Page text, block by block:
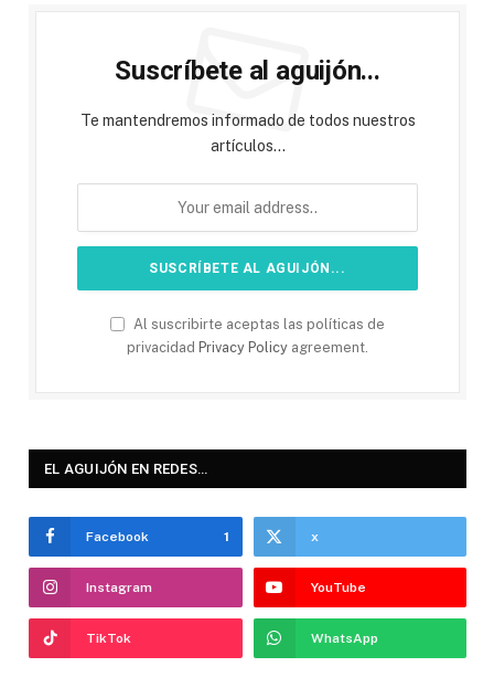
Suscríbete al aguijón...
Te mantendremos informado de todos nuestros
artículos...
Al suscribirte aceptas las políticas de
privacidad Privacy Policy agreement.
EL AGUIJÓN EN REDES…
Facebook 1 x
Instagram YouTube
TikTok WhatsApp